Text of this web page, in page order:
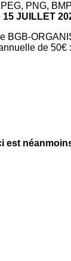
PNG,
JUILLET
BGB-
de 50€ :
est